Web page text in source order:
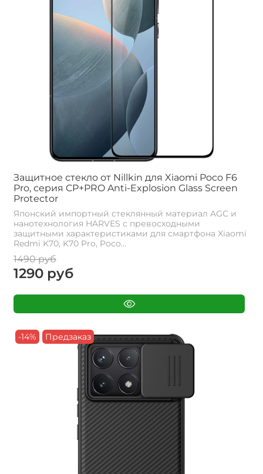
Защитное стекло от Nillkin для Xiaomi Poco F6
Pro, серия CP+PRO Anti-Explosion Glass Screen
Protector
Японский импортный стеклянный материал AGC и
нанотехнология HARVES с превосходными
защитными характеристиками для смартфона Xiaomi
Redmi K70, K70 Pro, Poco...
1490 руб
1290 руб
-14% Предзаказ